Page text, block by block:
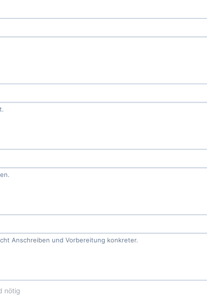
Anschreiben und Vorbereitung konkreter.